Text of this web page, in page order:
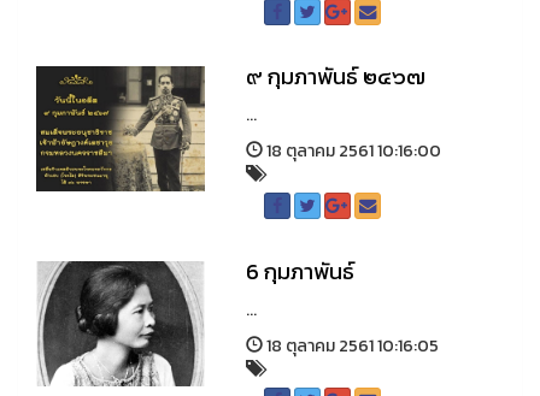
๙ กุมภาพันธ์ ๒๔๖๗
...
18 ตุลาคม 2561 10:16:00
6 กุมภาพันธ์
...
18 ตุลาคม 2561 10:16:05